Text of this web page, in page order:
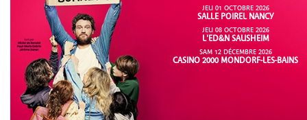
JEU 01 OCTOBRE 2026
SALLE POIREL NANCY
JEU 08 OCTOBRE 2026
L'ED&N SAUSHEIM
SAM 12 DÉCEMBRE 2026
CASINO 2000 MONDORF-LES-BAINS